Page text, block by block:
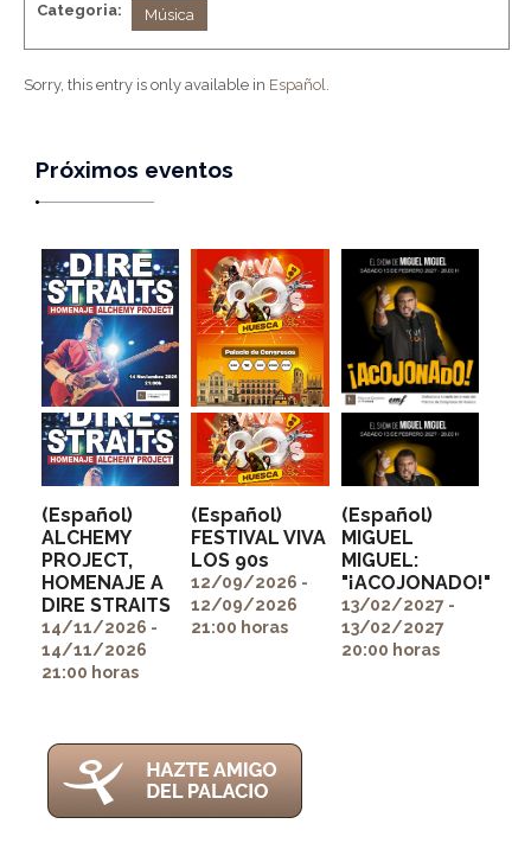
Categoria:
Música
Sorry, this entry is only available in Español.
Próximos eventos
" alt=""
itemprop="image">
(Español)
ALCHEMY
PROJECT,
HOMENAJE A
DIRE STRAITS
14/11/2026 -
14/11/2026
21:00 horas
" alt=""
itemprop="image">
(Español)
FESTIVAL VIVA
LOS 90s
12/09/2026 -
12/09/2026
21:00 horas
" alt=""
itemprop="image">
(Español)
MIGUEL
MIGUEL:
"¡ACOJONADO!"
13/02/2027 -
13/02/2027
20:00 horas